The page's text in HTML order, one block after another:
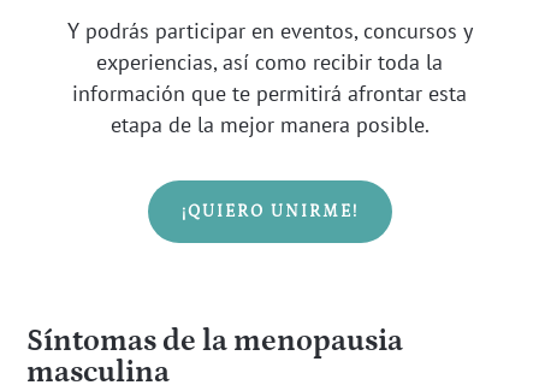
Y podrás participar en eventos, concursos y
experiencias, así como recibir toda la
información que te permitirá afrontar esta
etapa de la mejor manera posible.
¡QUIERO UNIRME!
Síntomas de la menopausia
masculina